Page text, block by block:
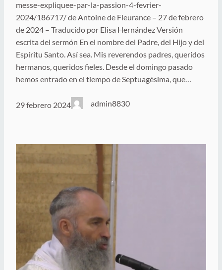
messe-expliquee-par-la-passion-4-fevrier-
2024/186717/ de Antoine de Fleurance – 27 de febrero
de 2024 – Traducido por Elisa Hernández Versión
escrita del sermón En el nombre del Padre, del Hijo y del
Espíritu Santo. Así sea. Mis reverendos padres, queridos
hermanos, queridos fieles. Desde el domingo pasado
hemos entrado en el tiempo de Septuagésima, que…
29 febrero 2024 admin8830